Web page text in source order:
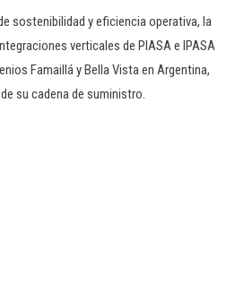
sostenibilidad y eficiencia operativa, la
verticales de PIASA e IPASA
Famaillá y Bella Vista en Argentina,
su cadena de suministro.